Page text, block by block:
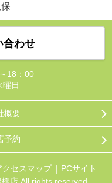
合わせ
18：00
曜日
概要
予約
クセスマップ
PCサイト